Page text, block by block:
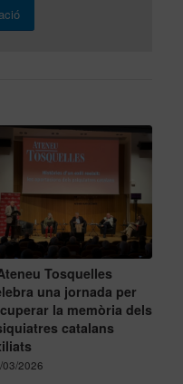
Tosquelles
una jornada per
la memòria dels
catalans
03/2026